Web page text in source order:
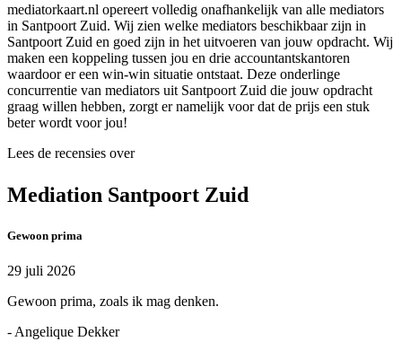
mediatorkaart.nl opereert volledig onafhankelijk van alle mediators
in Santpoort Zuid. Wij zien welke mediators beschikbaar zijn in
Santpoort Zuid en goed zijn in het uitvoeren van jouw opdracht. Wij
maken een koppeling tussen jou en drie accountantskantoren
waardoor er een win-win situatie ontstaat. Deze onderlinge
concurrentie van mediators uit Santpoort Zuid die jouw opdracht
graag willen hebben, zorgt er namelijk voor dat de prijs een stuk
beter wordt voor jou!
Lees de recensies over
Mediation Santpoort Zuid
Gewoon prima
29 juli 2026
Gewoon prima, zoals ik mag denken.
- Angelique Dekker